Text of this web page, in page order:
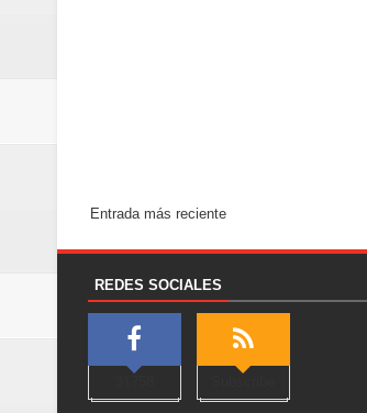
Entrada más reciente
REDES SOCIALES